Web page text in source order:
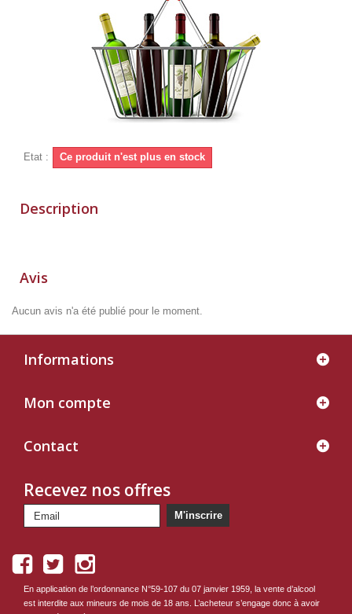
Etat : Ce produit n'est plus en stock
Description
Avis
Aucun avis n'a été publié pour le moment.
Informations
Mon compte
Contact
Recevez nos offres
M'inscrire
En application de l’ordonnance N°59-107 du 07 janvier 1959, la vente d’alcool
est interdite aux mineurs de mois de 18 ans. L’acheteur s’engage donc à avoir